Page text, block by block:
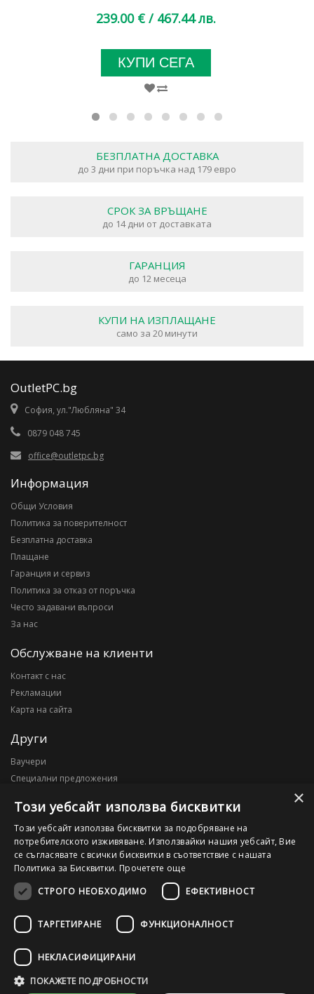
239.00 € / 467.44 лв.
КУПИ СЕГА
БЕЗПЛАТНА ДОСТАВКА
до 3 дни при поръчка над 179 евро
СРОК ЗА ВРЪЩАНЕ
до 14 дни от доставката
ГАРАНЦИЯ
до 12 месеца
КУПИ НА ИЗПЛАЩАНЕ
само за 20 минути
OutletPC.bg
София, ул."Любляна" 34
0879 048 745
office@outletpc.bg
Информация
Общи Условия
Политика за поверителност
Безплатна доставка
Плащане
Гаранция и сервиз
Политика за отказ от поръчка
Често задавани въпроси
За нас
Обслужване на клиенти
Контакт с нас
Рекламации
Карта на сайта
Други
Ваучери
Специални предложения
Моят профил
Моят профил
История на поръчките
Желани продукти
203010795
×
Този уебсайт използва бисквитки
Този уебсайт използва бисквитки за подобряване на
потребителското изживяване. Използвайки нашия уебсайт, Вие
се съгласявате с всички бисквитки в съответствие с нашата
Политика за Бисквитки. Прочетете още
СТРОГО НЕОБХОДИМО
ЕФЕКТИВНОСТ
ТАРГЕТИРАНЕ ФУНКЦИОНАЛНОСТ
НЕКЛАСИФИЦИРАНИ
ПОКАЖЕТЕ ПОДРОБНОСТИ